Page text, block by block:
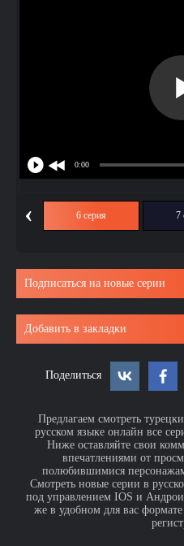
‹ 6 серия 7
Подписаться на новые серии
Добавить в закладки
Поделиться
Предлагаем смотреть
русском языке онлайн все
Ниже оставляйте свои
впечатлениями от
полюбившимися
Смотреть новые серии в
под управлением IOS и
же в удобном для вас формате